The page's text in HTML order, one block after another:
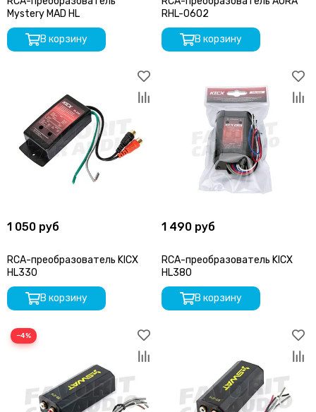
Mystery MAD HL
В корзину
RHL-0602
В корзину
1 050 руб
RCA-преобразователь KICX
HL330
В корзину
1 490 руб
RCA-преобразователь KICX
HL380
В корзину
−4%